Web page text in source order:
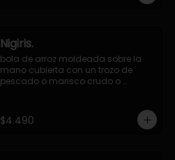
Nigiris.
bola de arroz moldeada sobre la
mano cubierta con un trozo de
pescado o marisco crudo o
$4.490